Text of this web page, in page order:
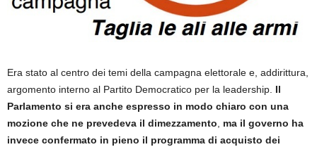
Era stato al centro dei temi della campagna elettorale e, addirittura,
argomento interno al Partito Democratico per la leadership. Il
Parlamento si era anche espresso in modo chiaro con una
mozione che ne prevedeva il dimezzamento
ma il governo ha
invece confermato in pieno il programma di acquisto dei